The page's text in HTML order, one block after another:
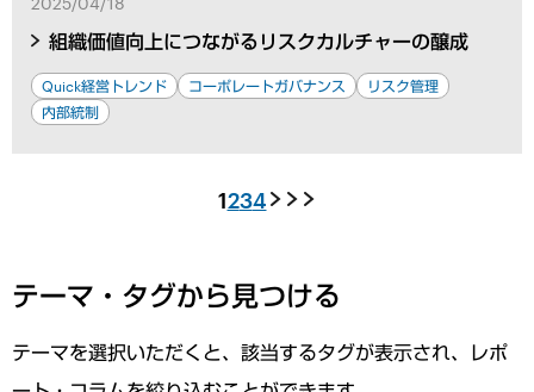
組織価値向上につながるリスクカルチャーの醸成
Quick経営トレンド コーポレートガバナンス
リスク管理
内部統制
1234
テーマ・タグから見つける
テーマを選択いただくと、該当するタグが表示され、レポ